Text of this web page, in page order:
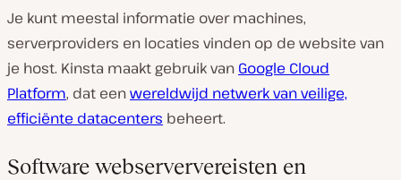
Je kunt meestal informatie over machines,
serverproviders en locaties vinden op de website van
je host. Kinsta maakt gebruik van Google Cloud
Platform, dat eenwereldwijd netwerk van veilige,
efficiënte datacenters beheert.
Software webserververeisten en